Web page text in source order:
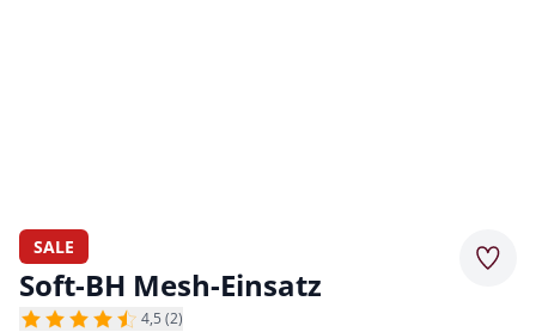
SALE
Soft-BH Mesh-Einsatz
4,5 (2)